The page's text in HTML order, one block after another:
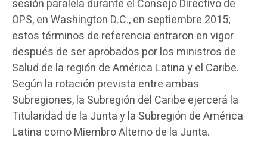
sesión paralela durante el Consejo Directivo de
OPS, en Washington D.C., en septiembre 2015;
estos términos de referencia entraron en vigor
después de ser aprobados por los ministros de
Salud de la región de América Latina y el Caribe.
Según la rotación prevista entre ambas
Subregiones, la Subregión del Caribe ejercerá la
Titularidad de la Junta y la Subregión de América
Latina como Miembro Alterno de la Junta.